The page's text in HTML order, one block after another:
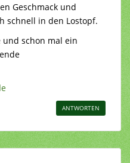
Geschmack und
schnell in den Lostopf.
und schon mal ein
ANTWORTEN